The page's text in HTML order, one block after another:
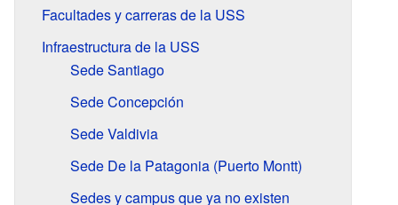
Facultades y carreras de la USS
Infraestructura de la USS
Sede Santiago
Sede Concepción
Sede Valdivia
Sede De la Patagonia (Puerto Montt)
Sedes y campus que ya no existen